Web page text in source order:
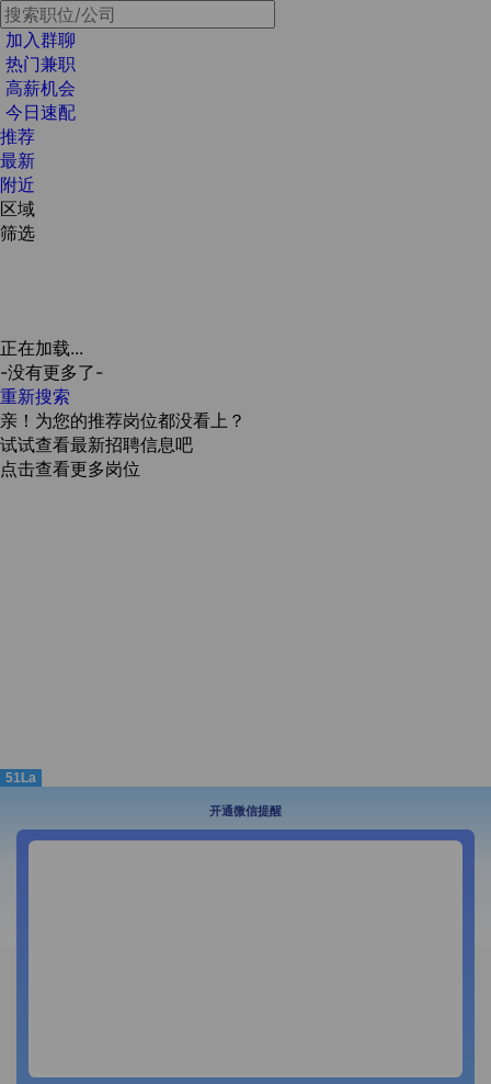
加入群聊
热门兼职
高薪机会
今日速配
推荐
最新
附近
区域
筛选
正在加载...
-没有更多了-
重新搜索
亲！为您的推荐岗位都没看上？
试试查看最新招聘信息吧
点击查看更多岗位
51La
开通微信提醒